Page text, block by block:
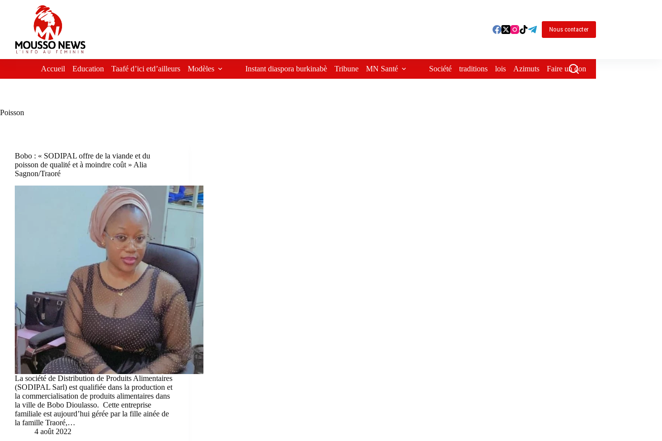
Nous contacter
Accueil Education Taafé d’ici etd’ailleurs Modèles Instant diaspora burkinabè Tribune MN Santé Société traditions lois Azimuts Faire un don
Poisson
Bobo : « SODIPAL offre de la viande et du
poisson de qualité et à moindre coût » Alia
Sagnon/Traoré
La société de Distribution de Produits Alimentaires
(SODIPAL Sarl) est qualifiée dans la production et
la commercialisation de produits alimentaires dans
la ville de Bobo Dioulasso. Cette entreprise
familiale est aujourd’hui gérée par la fille ainée de
la famille Traoré,…
4 août 2022